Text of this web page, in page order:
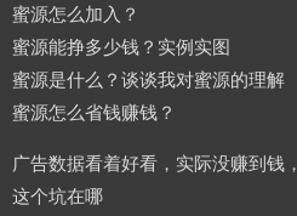
蜜源怎么加入？
蜜源能挣多少钱？实例实图
蜜源是什么？谈谈我对蜜源的理解
蜜源怎么省钱赚钱？
广告数据看着好看，实际没赚到钱，
这个坑在哪